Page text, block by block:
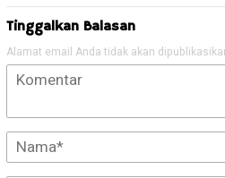
Tinggalkan Balasan
Alamat email Anda tidak akan